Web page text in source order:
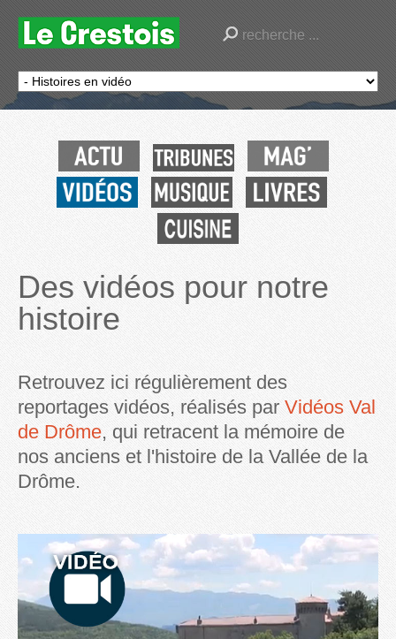
Des vidéos pour notre
histoire
Retrouvez ici régulièrement des
reportages vidéos, réalisés par Vidéos Val
de Drôme, qui retracent la mémoire de
nos anciens et l'histoire de la Vallée de la
Drôme.